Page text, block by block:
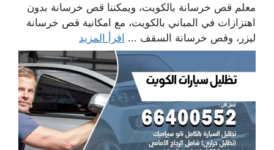
معلم قص خرسانة بالكويت، ويمكننا قص خرسانة بدون
اهتزازات في المباني بالكويت، مع امكانية قص خرسانة
ليزر، وقص خرسانة السقف ... اقرأ المزيد